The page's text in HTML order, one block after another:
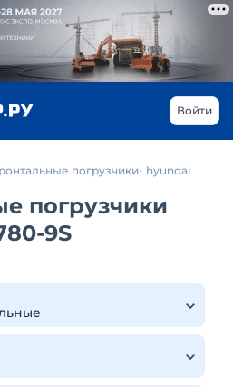
Войти
погрузчики hyundai
погрузчики
9S